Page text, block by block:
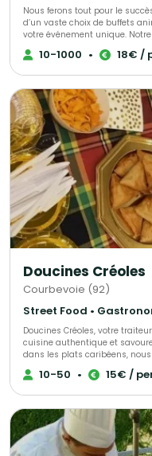
Nous ferons tout pour le
d’un vaste choix de buffets animés,
votre événement unique.
dans l’élaboration de votre
convives.
10-1000 • 18€ /
Doucines Créoles
Courbevoie (92)
Street Food •
Doucines Créoles, votre
cuisine authentique et
dans les plats caribéens,
d’ingrédients de qualité,
convives une expérience
10-50 • 15€ /